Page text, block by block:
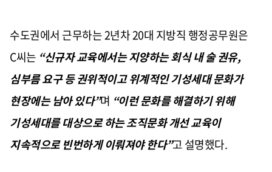
수도권에서 근무하는 2년차 20대 지방직 행정공무원은
C씨는 “신규자 교육에서는 지양하는 회식 내 술 권유,
심부름 요구 등 권위적이고 위계적인 기성세대 문화가
현장에는 남아 있다”며 “이런 문화를 해결하기 위해
기성세대를 대상으로 하는 조직문화 개선 교육이
지속적으로 빈번하게 이뤄져야 한다”고 설명했다.